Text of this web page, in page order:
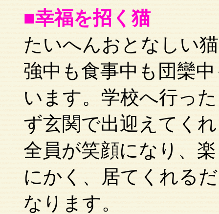
■幸福を招く猫
たいへんおとなしい
強中も食事中も団欒
います。学校へ行っ
ず玄関で出迎えてく
全員が笑顔になり、
にかく、居てくれる
なります。